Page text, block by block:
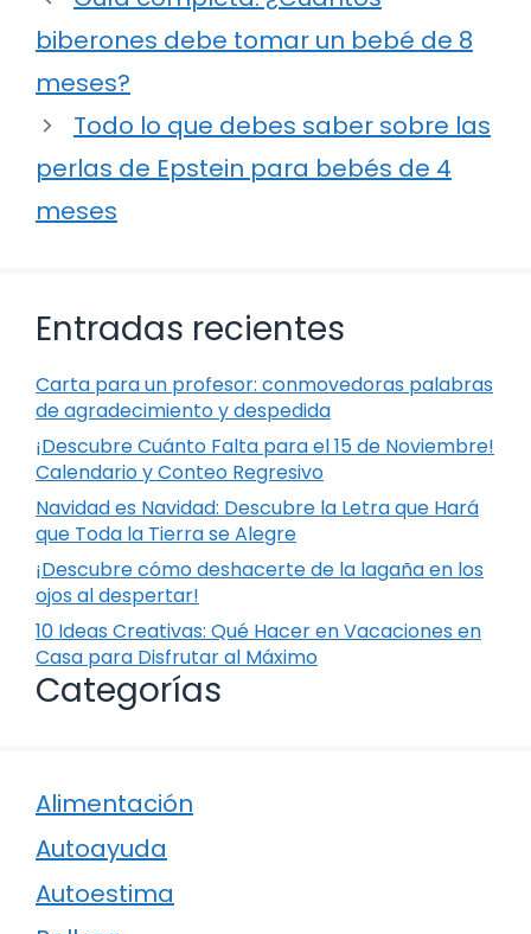
biberones debe tomar un bebé de 8
meses?
Todo lo que debes saber sobre las
perlas de Epstein para bebés de 4
meses
Entradas recientes
Carta para un profesor: conmovedoras palabras
de agradecimiento y despedida
¡Descubre Cuánto Falta para el 15 de Noviembre!
Calendario y Conteo Regresivo
Navidad es Navidad: Descubre la Letra que Hará
que Toda la Tierra se Alegre
¡Descubre cómo deshacerte de la lagaña en los
ojos al despertar!
10 Ideas Creativas: Qué Hacer en Vacaciones en
Casa para Disfrutar al Máximo
Categorías
Alimentación
Autoayuda
Autoestima